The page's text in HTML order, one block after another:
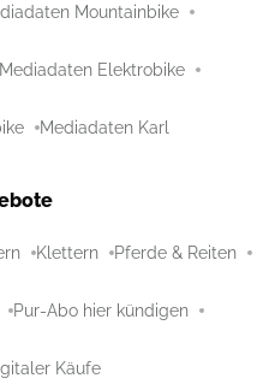
Mountainbike
Mediadaten Elektrobike
Mediadaten Karl
Klettern Pferde & Reiten
Pur-Abo hier kündigen
Käufe